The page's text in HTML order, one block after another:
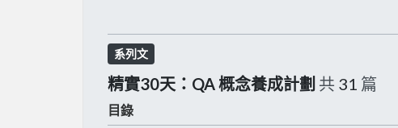
系列文
精實30天：QA 概念養成計劃 共 31 篇
目錄